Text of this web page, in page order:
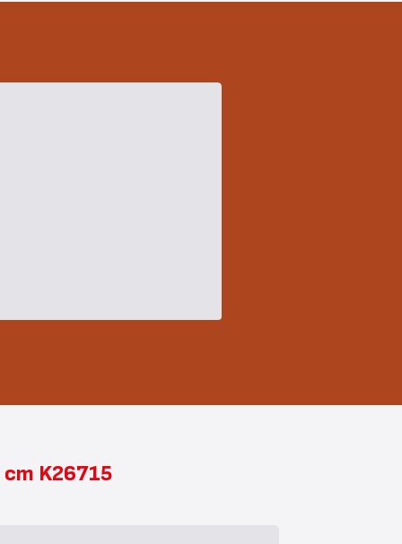
K26715